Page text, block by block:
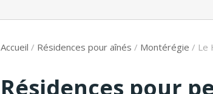
Accueil / Résidences pour aînés / Montérégie / Le
Résidences pour